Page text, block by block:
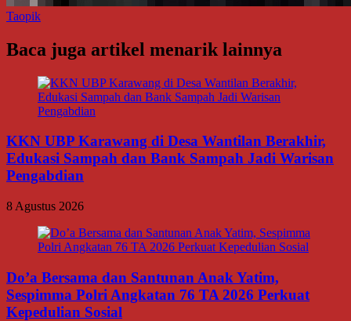
Taopik
Baca juga artikel menarik lainnya
KKN UBP Karawang di Desa Wantilan Berakhir,
Edukasi Sampah dan Bank Sampah Jadi Warisan
Pengabdian
8 Agustus 2026
Do’a Bersama dan Santunan Anak Yatim,
Sespimma Polri Angkatan 76 TA 2026 Perkuat
Kepedulian Sosial